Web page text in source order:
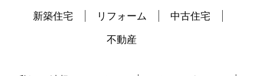
新築住宅 リフォーム
中古住宅
不動産